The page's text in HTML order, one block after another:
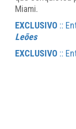
Miami.
EXCLUSIVO ::
Leões
EXCLUSIVO ::